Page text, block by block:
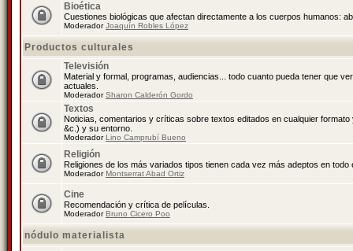
Bioética
Cuestiones biológicas que afectan directamente a los cuerpos humanos:
ModeradorJoaquín Robles López
Productos culturales
Televisión
Material y formal, programas, audiencias... todo cuanto pueda tener que
actuales.
ModeradorSharon Calderón Gordo
Textos
Noticias, comentarios y críticas sobre textos editados en cualquier
&c.) y su entorno.
ModeradorLino Camprubí Bueno
Religión
Religiones de los más variados tipos tienen cada vez más adeptos en todo
ModeradorMontserrat Abad Ortiz
Cine
Recomendación y crítica de películas.
ModeradorBruno Cicero Poo
nódulo materialista